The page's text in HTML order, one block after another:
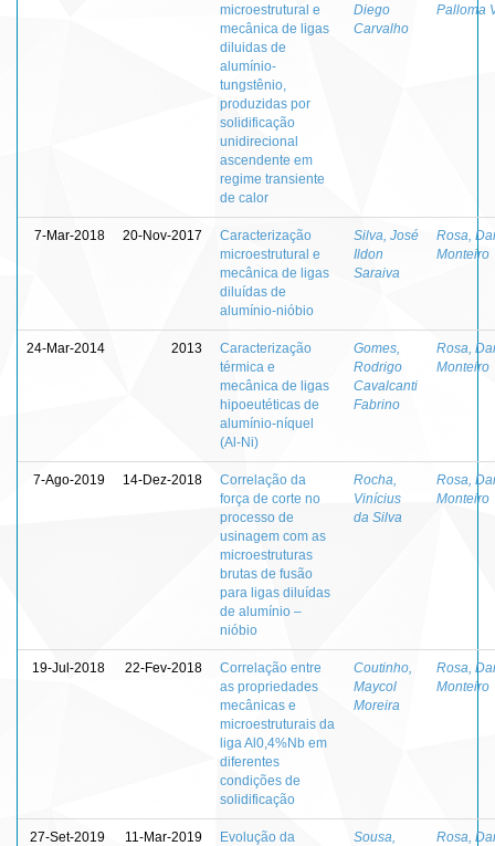
microestrutural e
mecânica de ligas
diluidas de
alumínio-
tungstênio,
produzidas por
solidificação
unidirecional
ascendente em
regime transiente
de calor
Diego
Carvalho
Palloma
7-Mar-2018 20-Nov-2017
Caracterização
microestrutural e
mecânica de ligas
diluídas de
alumínio-nióbio
Silva, José
Ildon
Saraiva
Rosa,
Monteiro
24-Mar-2014 2013
Caracterização
térmica e
mecânica de ligas
hipoeutéticas de
alumínio-níquel
(Al-Ni)
Gomes,
Rodrigo
Cavalcanti
Fabrino
Rosa,
Monteiro
7-Ago-2019 14-Dez-2018
Correlação da
força de corte no
processo de
usinagem com as
microestruturas
brutas de fusão
para ligas diluídas
de alumínio –
nióbio
Rocha,
Vinícius
da Silva
Rosa,
Monteiro
19-Jul-2018 22-Fev-2018
Correlação entre
as propriedades
mecânicas e
microestruturais da
liga Al0,4%Nb em
diferentes
condições de
solidificação
Coutinho,
Maycol
Moreira
Rosa,
Monteiro
27-Set-2019 11-Mar-2019
Evolução da
Sousa,
Rosa,